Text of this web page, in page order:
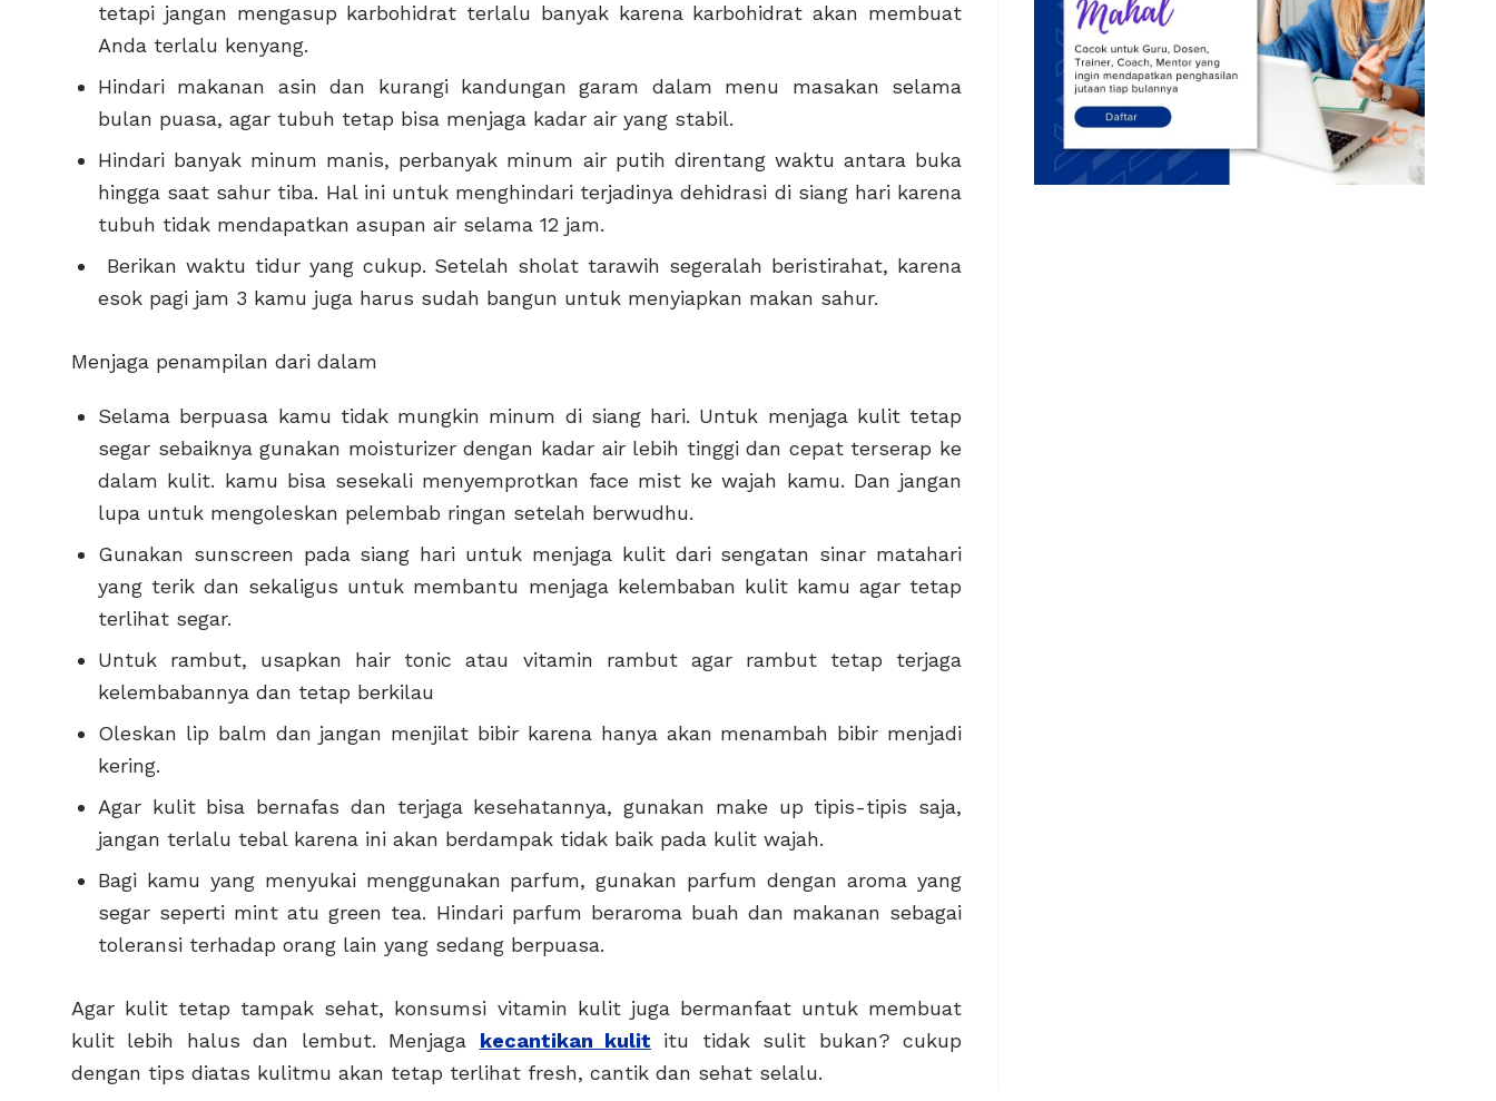
tetapi jangan mengasup karbohidrat terlalu banyak karena karbohidrat akan membuat
Anda terlalu kenyang.
Hindari makanan asin dan kurangi kandungan garam dalam menu masakan selama
bulan puasa, agar tubuh tetap bisa menjaga kadar air yang stabil.
Hindari banyak minum manis, perbanyak minum air putih direntang waktu antara buka
hingga saat sahur tiba. Hal ini untuk menghindari terjadinya dehidrasi di siang hari karena
tubuh tidak mendapatkan asupan air selama 12 jam.
Berikan waktu tidur yang cukup. Setelah sholat tarawih segeralah beristirahat, karena
esok pagi jam 3 kamu juga harus sudah bangun untuk menyiapkan makan sahur.
Menjaga penampilan dari dalam
Selama berpuasa kamu tidak mungkin minum di siang hari. Untuk menjaga kulit tetap
segar sebaiknya gunakan moisturizer dengan kadar air lebih tinggi dan cepat terserap ke
dalam kulit. kamu bisa sesekali menyemprotkan face mist ke wajah kamu. Dan jangan
lupa untuk mengoleskan pelembab ringan setelah berwudhu.
Gunakan sunscreen pada siang hari untuk menjaga kulit dari sengatan sinar matahari
yang terik dan sekaligus untuk membantu menjaga kelembaban kulit kamu agar tetap
terlihat segar.
Untuk rambut, usapkan hair tonic atau vitamin rambut agar rambut tetap terjaga
kelembabannya dan tetap berkilau
Oleskan lip balm dan jangan menjilat bibir karena hanya akan menambah bibir menjadi
kering.
Agar kulit bisa bernafas dan terjaga kesehatannya, gunakan make up tipis-tipis saja,
jangan terlalu tebal karena ini akan berdampak tidak baik pada kulit wajah.
Bagi kamu yang menyukai menggunakan parfum, gunakan parfum dengan aroma yang
segar seperti mint atu green tea. Hindari parfum beraroma buah dan makanan sebagai
toleransi terhadap orang lain yang sedang berpuasa.
Agar kulit tetap tampak sehat, konsumsi vitamin kulit juga bermanfaat untuk membuat
kulit lebih halus dan lembut. Menjaga kecantikan kulit itu tidak sulit bukan? cukup
dengan tips diatas kulitmu akan tetap terlihat fresh, cantik dan sehat selalu.